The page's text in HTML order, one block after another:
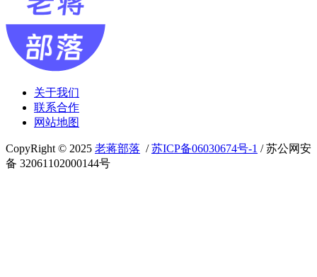
关于我们
联系合作
网站地图
CopyRight © 2025 老蒋部落 /苏ICP备06030674号-1 / 苏公网安
备 32061102000144号